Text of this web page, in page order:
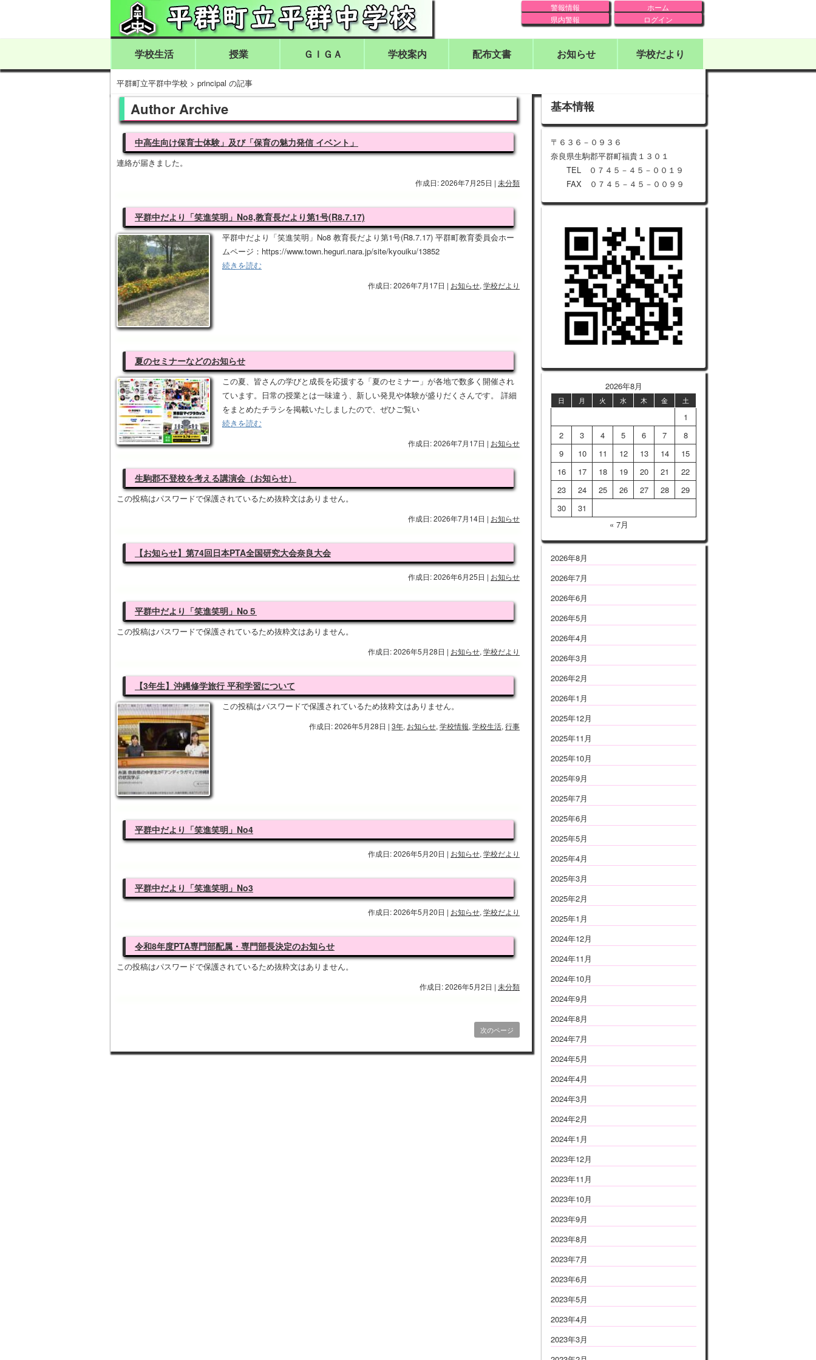
ホーム
ログイン
警報情報
県内警報
学校生活 授業 ＧＩＧＡ 学校案内 配布文書 お知らせ 学校だより
平群町立平群中学校 > principal の記事
Author Archive
中高生向け保育士体験」及び「保育の魅力発信 イベント」
連絡が届きました。
作成日: 2026年7月25日 | 未分類
平群中だより「笑進笑明」No8,教育長だより第1号(R8.7.17)
平群中だより「笑進笑明」No8 教育長だより第1号(R8.7.17) 平群町教育委員会ホー
ムページ：https://www.town.heguri.nara.jp/site/kyouiku/13852
続きを読む
作成日: 2026年7月17日 | お知らせ, 学校だより
夏のセミナーなどのお知らせ
この夏、皆さんの学びと成長を応援する「夏のセミナー」が各地で数多く開催され
ています。日常の授業とは一味違う、新しい発見や体験が盛りだくさんです。 詳細
をまとめたチラシを掲載いたしましたので、ぜひご覧い
続きを読む
作成日: 2026年7月17日 | お知らせ
生駒郡不登校を考える講演会（お知らせ）
この投稿はパスワードで保護されているため抜粋文はありません。
作成日: 2026年7月14日 | お知らせ
【お知らせ】第74回日本PTA全国研究大会奈良大会
作成日: 2026年6月25日 | お知らせ
平群中だより「笑進笑明」No５
この投稿はパスワードで保護されているため抜粋文はありません。
作成日: 2026年5月28日 | お知らせ, 学校だより
【3年生】沖縄修学旅行 平和学習について
この投稿はパスワードで保護されているため抜粋文はありません。
作成日: 2026年5月28日 | 3年, お知らせ, 学校情報, 学校生活, 行事
平群中だより「笑進笑明」No4
作成日: 2026年5月20日 | お知らせ, 学校だより
平群中だより「笑進笑明」No3
作成日: 2026年5月20日 | お知らせ, 学校だより
令和8年度PTA専門部配属・専門部長決定のお知らせ
この投稿はパスワードで保護されているため抜粋文はありません。
作成日: 2026年5月2日 | 未分類
次のページ
基本情報
〒６３６－０９３６
奈良県生駒郡平群町福貴１３０１
TEL ０７４５－４５－００１９
FAX ０７４５－４５－００９９
2026年8月
日 月 火 水 木 金 土
1
2
3 4 5 6 7
8
9
10 11 12 13 14
15
16
17 18 19 20 21
22
23
24 25 26 27 28
29
30
31
« 7月
2026年8月
2026年7月
2026年6月
2026年5月
2026年4月
2026年3月
2026年2月
2026年1月
2025年12月
2025年11月
2025年10月
2025年9月
2025年7月
2025年6月
2025年5月
2025年4月
2025年3月
2025年2月
2025年1月
2024年12月
2024年11月
2024年10月
2024年9月
2024年8月
2024年7月
2024年5月
2024年4月
2024年3月
2024年2月
2024年1月
2023年12月
2023年11月
2023年10月
2023年9月
2023年8月
2023年7月
2023年6月
2023年5月
2023年4月
2023年3月